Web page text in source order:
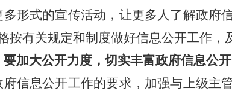
多形式的宣传活动，让更多人了解政府
按有关规定和制度做好信息公开工作，
要加大公开力度，切实丰富政府信息公开
府信息公开工作的要求，加强与上级主